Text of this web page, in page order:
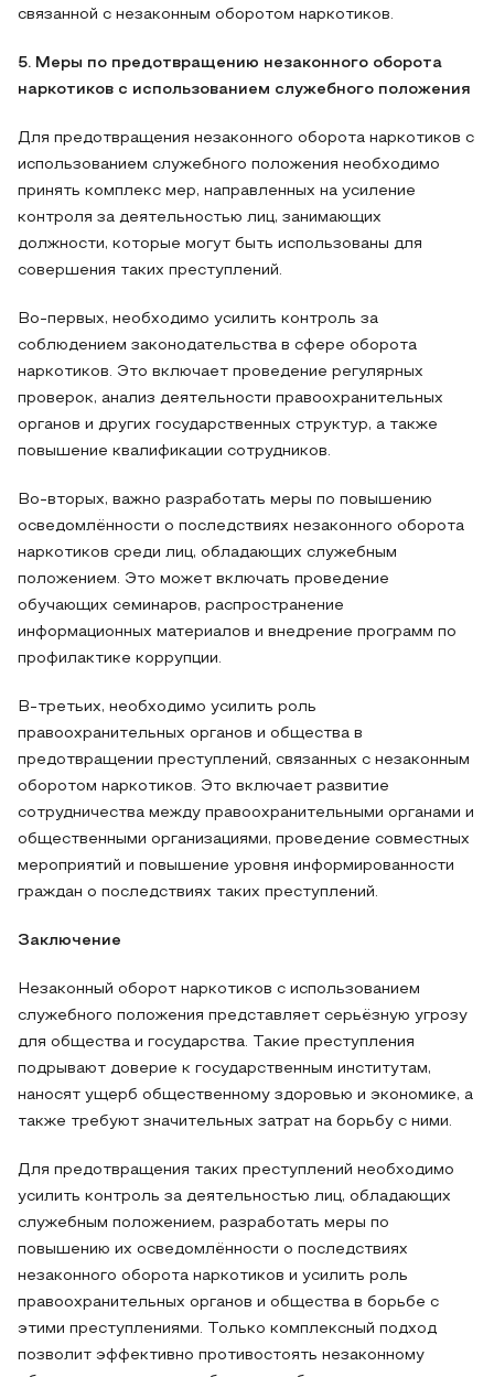
связанной с незаконным оборотом наркотиков.
5. Меры по предотвращению незаконного оборота
наркотиков с использованием служебного положения
Для предотвращения незаконного оборота наркотиков с
использованием служебного положения необходимо
принять комплекс мер, направленных на усиление
контроля за деятельностью лиц, занимающих
должности, которые могут быть использованы для
совершения таких преступлений.
Во-первых, необходимо усилить контроль за
соблюдением законодательства в сфере оборота
наркотиков. Это включает проведение регулярных
проверок, анализ деятельности правоохранительных
органов и других государственных структур, а также
повышение квалификации сотрудников.
Во-вторых, важно разработать меры по повышению
осведомлённости о последствиях незаконного оборота
наркотиков среди лиц, обладающих служебным
положением. Это может включать проведение
обучающих семинаров, распространение
информационных материалов и внедрение программ по
профилактике коррупции.
В-третьих, необходимо усилить роль
правоохранительных органов и общества в
предотвращении преступлений, связанных с незаконным
оборотом наркотиков. Это включает развитие
сотрудничества между правоохранительными органами и
общественными организациями, проведение совместных
мероприятий и повышение уровня информированности
граждан о последствиях таких преступлений.
Заключение
Незаконный оборот наркотиков с использованием
служебного положения представляет серьёзную угрозу
для общества и государства. Такие преступления
подрывают доверие к государственным институтам,
наносят ущерб общественному здоровью и экономике, а
также требуют значительных затрат на борьбу с ними.
Для предотвращения таких преступлений необходимо
усилить контроль за деятельностью лиц, обладающих
служебным положением, разработать меры по
повышению их осведомлённости о последствиях
незаконного оборота наркотиков и усилить роль
правоохранительных органов и общества в борьбе с
этими преступлениями. Только комплексный подход
позволит эффективно противостоять незаконному